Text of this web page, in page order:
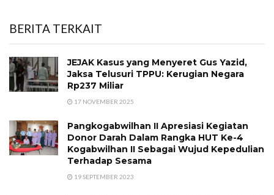
BERITA TERKAIT
JEJAK Kasus yang Menyeret Gus Yazid,
Jaksa Telusuri TPPU: Kerugian Negara
Rp237 Miliar
17 NOVEMBER 2025
Pangkogabwilhan II Apresiasi Kegiatan
Donor Darah Dalam Rangka HUT Ke-4
Kogabwilhan II Sebagai Wujud Kepedulian
Terhadap Sesama
19 SEPTEMBER 2023